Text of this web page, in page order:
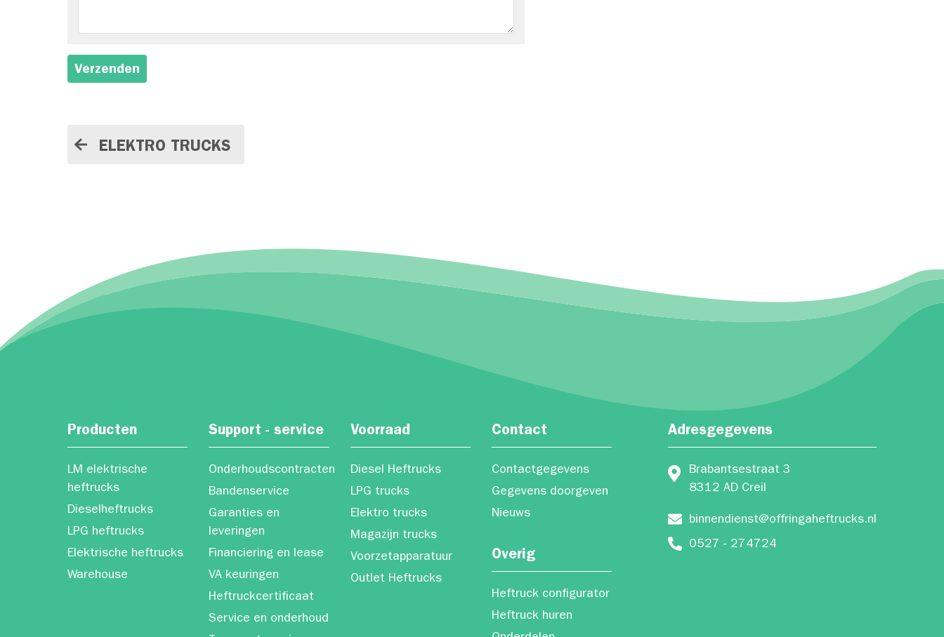
Verzenden
ELEKTRO TRUCKS
Producten
LM elektrische
heftrucks
Dieselheftrucks
LPG heftrucks
Elektrische heftrucks
Warehouse
Support - service
Onderhoudscontracten
Bandenservice
Garanties en
leveringen
Financiering en lease
VA keuringen
Heftruckcertificaat
Service en onderhoud
Voorraad
Diesel Heftrucks
LPG trucks
Elektro trucks
Magazijn trucks
Voorzetapparatuur
Outlet Heftrucks
Contact
Contactgegevens
Gegevens doorgeven
Nieuws
Overig
Heftruck configurator
Heftruck huren
Adresgegevens
Brabantsestraat 3
8312 AD Creil
binnendienst@offringaheftrucks.nl
0527 - 274724